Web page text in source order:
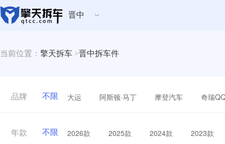
晋中
当前位置： 擎天拆车 >晋中拆车件
品牌 不限 大运 阿斯顿·马丁 摩登汽车 奇瑞
年款 不限 2026款 2025款 2024款 2023款